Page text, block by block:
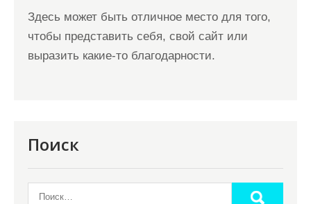
Здесь может быть отличное место для того,
чтобы представить себя, свой сайт или
выразить какие-то благодарности.
Поиск